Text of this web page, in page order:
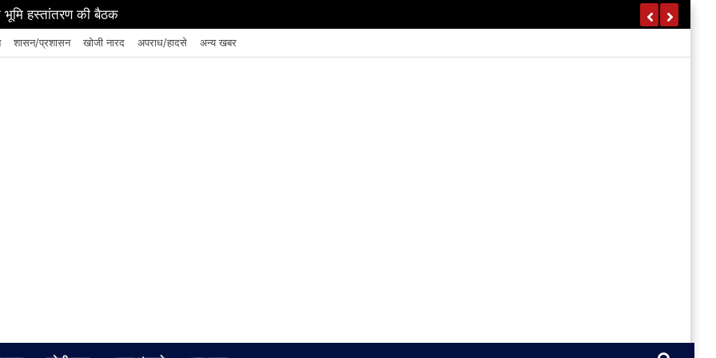
भूमि हस्तांतरण की बैठक
शासन/प्रशासन खोजी नारद अपराध/हादसे अन्य खबर